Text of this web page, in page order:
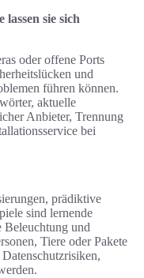
sie sich
oder offene Ports
und
führen können.
aktuelle
Anbieter, Trennung
bei
prädiktive
sind lernende
Beleuchtung und
Tiere oder Pakete